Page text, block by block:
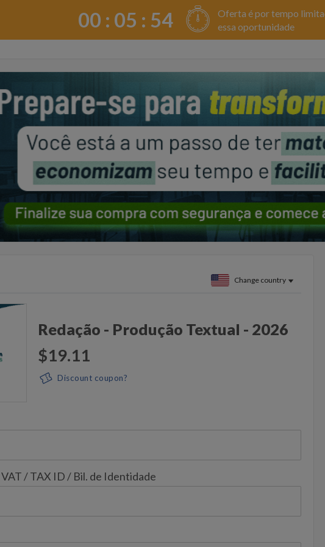
00 : 05 : 53
Oferta é por tempo
essa oportunidade
Change country
Redação - Produção Textual - 2026
$19.11
Discount coupon?
/ TAX ID / Bil. de Identidade